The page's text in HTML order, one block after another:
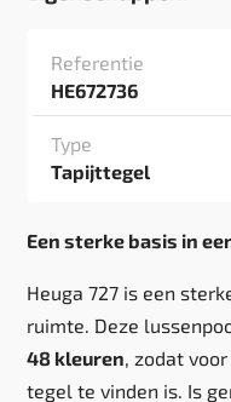
Referentie
HE672736
Type
Tapijttegel
Een sterke basis in
Heuga 727 is een
ruimte. Deze
48 kleuren, zodat
tegel te vinden is. Is